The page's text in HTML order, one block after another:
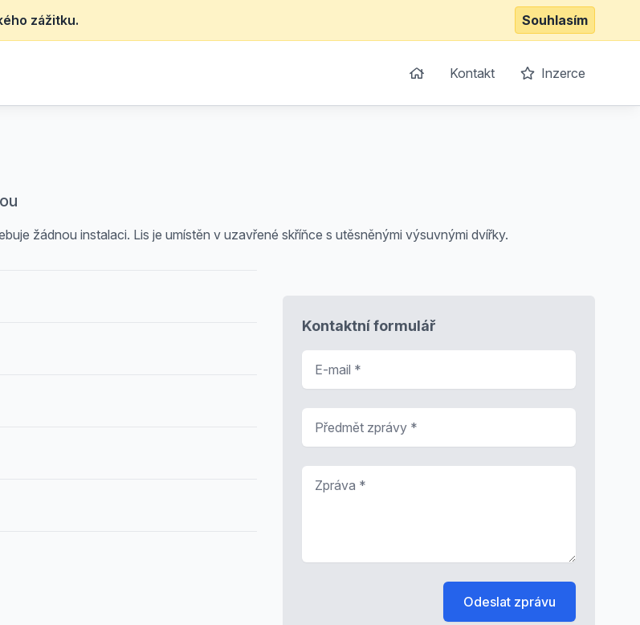
zážitku. Souhlasím
Kontakt Inzerce
žádnou instalaci. Lis je umístěn v uzavřené skříňce s utěsněnými výsuvnými dvířky.
Kontaktní formulář
Odeslat zprávu